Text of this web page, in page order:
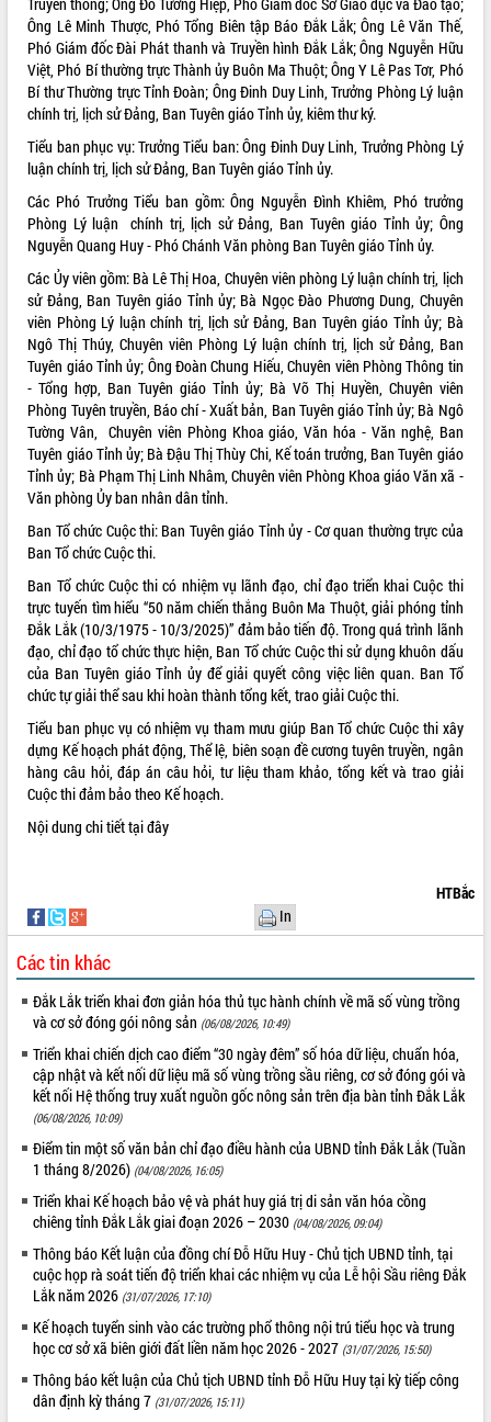
Loading the player...
Trailer Lễ hội Sầu riêng Đắk Lắk năm
2026
Khám bệnh, cấp phát thuốc miễn phí
và tặng quà người dân xã Cư Pui
Hội nghị UBND tỉnh Đắk Lắk thường kỳ
tháng 7/2026
Lễ truy tặng danh hiệu “Bà Mẹ Việt
Nam Anh hùng” và trao Huân chương
Lao động
UBND tỉnh Đắk Lắk triển khai nhiệm
vụ 6 tháng cuối năm 2026
Kỳ họp thứ Hai, Hội đồng nhân dân
tỉnh khóa XI quyết nghị nhiều nội dung
quan trọng
Bí thư Tỉnh ủy Lương Nguyễn Minh
Triết thăm, tặng quà người có công với
cách mạng
Rà soát, hoàn thiện hệ thống thiết chế
văn hóa, thể thao đáp ứng yêu cầu
phát triển mới
Thường trực HĐND tỉnh Đắk Lắk gặp
mặt Đoàn chuyên gia y tế TP. Hồ Chí
Minh
Lễ truy điệu và an táng hài cốt liệt sĩ
tại Nghĩa trang Liệt sĩ xã Sơn Hòa
Bàn giải pháp tháo gỡ khó khăn trong
xuất khẩu sầu riêng và triển khai quy
định EUDR
Thứ trưởng Bộ Nông nghiệp và Môi
trường Nguyễn Hoàng Hiệp khảo sát
vùng trồng và doanh nghiệp đóng gói
sầu riêng tại Đắk Lắk
Trình diễn nghệ thuật chế biến các
món ăn từ sầu riêng
Ngành cá ngừ Đắk Lắk chủ động thích
ứng để giữ vững thị trường xuất khẩu
Diễn đàn Kinh tế tư nhân Việt Nam đột
phá cơ chế - Hợp tác công tư
Đề án 06 tạo bước ngoặt đột phá trong
Kết nối tour, đẩy mạnh chuyển đổi số
để phát triển du lịch Đắk Lắk
Khởi động Dự án Đầu tư xây dựng hạ
tầng kỹ thuật Cụm công nghiệp Tân
Tiến
Gặp mặt các cơ quan báo chí nhân Kỷ
niệm 101 năm Ngày Báo chí Cách
mạng Việt Nam
Đắk Lắk sơ kết 4 năm triển khai thực
hiện Đề án 06 của Chính phủ
Họp báo thông tin về Hội nghị Công bố
Quy hoạch và Xúc tiến đầu tư tỉnh Đắk
Lắk
Khơi thông điểm nghẽn, đẩy nhanh
giải ngân vốn khắc phục thiên tai
ALBUM ẢNH
LIÊN KẾT WEB
THỐNG KÊ TRUY CẬP
Hôm nay: 16049
Tất cả: 66101717
Truyền thông; Ông Đỗ Tường Hiệp, Phó Giám đốc Sở Giáo dục và Đào tạo;
Ông Lê Minh Thược, Phó Tổng Biên tập Báo Đắk Lắk; Ông Lê Văn Thế,
Phó Giám đốc Đài Phát thanh và Truyền hình Đắk Lắk; Ông Nguyễn Hữu
Việt, Phó Bí thường trực Thành ủy Buôn Ma Thuột; Ông Y Lê Pas Tơr, Phó
Bí thư Thường trực Tỉnh Đoàn; Ông Đinh Duy Linh, Trưởng Phòng Lý luận
chính trị, lịch sử Đảng, Ban Tuyên giáo Tỉnh ủy, kiêm thư ký.
Tiểu ban phục vụ: Trưởng Tiểu ban: Ông Đinh Duy Linh, Trưởng Phòng Lý
luận chính trị, lịch sử Đảng, Ban Tuyên giáo Tỉnh ủy.
Các Phó Trưởng Tiểu ban gồm: Ông Nguyễn Đình Khiêm, Phó trưởng
Phòng Lý luận chính trị, lịch sử Đảng, Ban Tuyên giáo Tỉnh ủy; Ông
Nguyễn Quang Huy - Phó Chánh Văn phòng Ban Tuyên giáo Tỉnh ủy.
Các Ủy viên gồm: Bà Lê Thị Hoa, Chuyên viên phòng Lý luận chính trị, lịch
sử Đảng, Ban Tuyên giáo Tỉnh ủy; Bà Ngọc Đào Phương Dung, Chuyên
viên Phòng Lý luận chính trị, lịch sử Đảng, Ban Tuyên giáo Tỉnh ủy; Bà
Ngô Thị Thúy, Chuyên viên Phòng Lý luận chính trị, lịch sử Đảng, Ban
Tuyên giáo Tỉnh ủy; Ông Đoàn Chung Hiếu, Chuyên viên Phòng Thông tin
- Tổng hợp, Ban Tuyên giáo Tỉnh ủy; Bà Võ Thị Huyền, Chuyên viên
Phòng Tuyên truyền, Báo chí - Xuất bản, Ban Tuyên giáo Tỉnh ủy; Bà Ngô
Tường Vân, Chuyên viên Phòng Khoa giáo, Văn hóa - Văn nghệ, Ban
Tuyên giáo Tỉnh ủy; Bà Đậu Thị Thùy Chi, Kế toán trưởng, Ban Tuyên giáo
Tỉnh ủy; Bà Phạm Thị Linh Nhâm, Chuyên viên Phòng Khoa giáo Văn xã -
Văn phòng Ủy ban nhân dân tỉnh.
Ban Tổ chức Cuộc thi: Ban Tuyên giáo Tỉnh ủy - Cơ quan thường trực của
Ban Tổ chức Cuộc thi.
Ban Tổ chức Cuộc thi có nhiệm vụ lãnh đạo, chỉ đạo triển khai Cuộc thi
trực tuyến tìm hiểu “50 năm chiến thắng Buôn Ma Thuột, giải phóng tỉnh
Đắk Lắk (10/3/1975 - 10/3/2025)” đảm bảo tiến độ. Trong quá trình lãnh
đạo, chỉ đạo tổ chức thực hiện, Ban Tổ chức Cuộc thi sử dụng khuôn dấu
của Ban Tuyên giáo Tỉnh ủy để giải quyết công việc liên quan. Ban Tổ
chức tự giải thể sau khi hoàn thành tổng kết, trao giải Cuộc thi.
Tiểu ban phục vụ có nhiệm vụ tham mưu giúp Ban Tổ chức Cuộc thi xây
dựng Kế hoạch phát động, Thể lệ, biên soạn đề cương tuyên truyền, ngân
hàng câu hỏi, đáp án câu hỏi, tư liệu tham khảo, tổng kết và trao giải
Cuộc thi đảm bảo theo Kế hoạch.
Nội dung chi tiếttại đây
HTBắc
In
Các tin khác
Đắk Lắk triển khai đơn giản hóa thủ tục hành chính về mã số vùng trồng
và cơ sở đóng gói nông sản (06/08/2026, 10:49)
Triển khai chiến dịch cao điểm “30 ngày đêm” số hóa dữ liệu, chuẩn hóa,
cập nhật và kết nối dữ liệu mã số vùng trồng sầu riêng, cơ sở đóng gói và
kết nối Hệ thống truy xuất nguồn gốc nông sản trên địa bàn tỉnh Đắk Lắk
(06/08/2026, 10:09)
Điểm tin một số văn bản chỉ đạo điều hành của UBND tỉnh Đắk Lắk (Tuần
1 tháng 8/2026) (04/08/2026, 16:05)
Triển khai Kế hoạch bảo vệ và phát huy giá trị di sản văn hóa cồng
chiêng tỉnh Đắk Lắk giai đoạn 2026 – 2030 (04/08/2026, 09:04)
Thông báo Kết luận của đồng chí Đỗ Hữu Huy - Chủ tịch UBND tỉnh, tại
cuộc họp rà soát tiến độ triển khai các nhiệm vụ của Lễ hội Sầu riêng Đắk
Lắk năm 2026 (31/07/2026, 17:10)
Kế hoạch tuyển sinh vào các trường phổ thông nội trú tiểu học và trung
học cơ sở xã biên giới đất liền năm học 2026 - 2027 (31/07/2026, 15:50)
Thông báo kết luận của Chủ tịch UBND tỉnh Đỗ Hữu Huy tại kỳ tiếp công
dân định kỳ tháng 7 (31/07/2026, 15:11)